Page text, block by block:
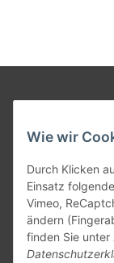
Wie wir
Durch Klicken
Einsatz
Vimeo,
ändern
finden Sie unter
Gesetzliche
Versandpartner